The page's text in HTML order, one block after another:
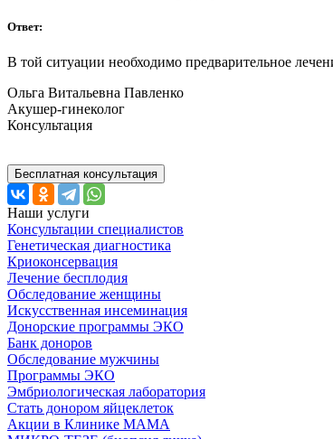
Ответ:
В той ситуации необходимо предварительное
Ольга Витальевна Павленко
Акушер-гинеколог
Консультация
Бесплатная консультация
Наши услуги
Консультации специалистов
Генетическая диагностика
Криоконсервация
Лечение бесплодия
Обследование женщины
Искусственная инсеминация
Донорские программы ЭКО
Банк доноров
Обследование мужчины
Программы ЭКО
Эмбриологическая лаборатория
Стать донором яйцеклеток
Акции в Клинике МАМА